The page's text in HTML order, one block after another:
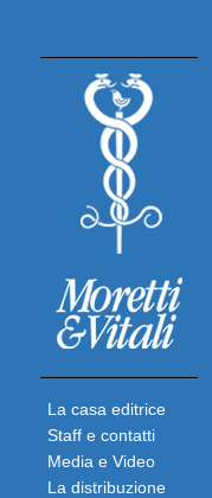
La casa editrice
Staff e contatti
Media e Video
La distribuzione